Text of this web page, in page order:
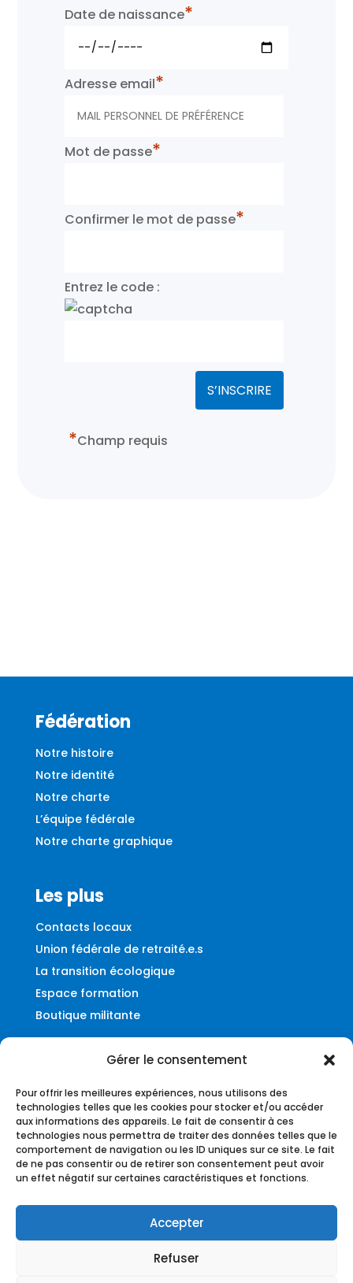
Gérer le consentement
Pour offrir les meilleures expériences, nous utilisons des
technologies telles que les cookies pour stocker et/ou accéder
aux informations des appareils. Le fait de consentir à ces
technologies nous permettra de traiter des données telles que le
comportement de navigation ou les ID uniques sur ce site. Le fait
de ne pas consentir ou de retirer son consentement peut avoir
un effet négatif sur certaines caractéristiques et fonctions.
Accepter
Refuser
Date de naissance*
Adresse email*
Mot de passe*
Confirmer le mot de passe*
Entrez le code :
*Champ requis
Fédération
Notre histoire
Notre identité
Notre charte
L’équipe fédérale
Notre charte graphique
Les plus
Contacts locaux
Union fédérale de retraité.e.s
La transition écologique
Espace formation
Boutique militante
Contact
Fédération UNSA-Ferroviaire
56, rue du Faubourg Montmartre
75009 – Paris
federation@unsa-ferroviaire.org